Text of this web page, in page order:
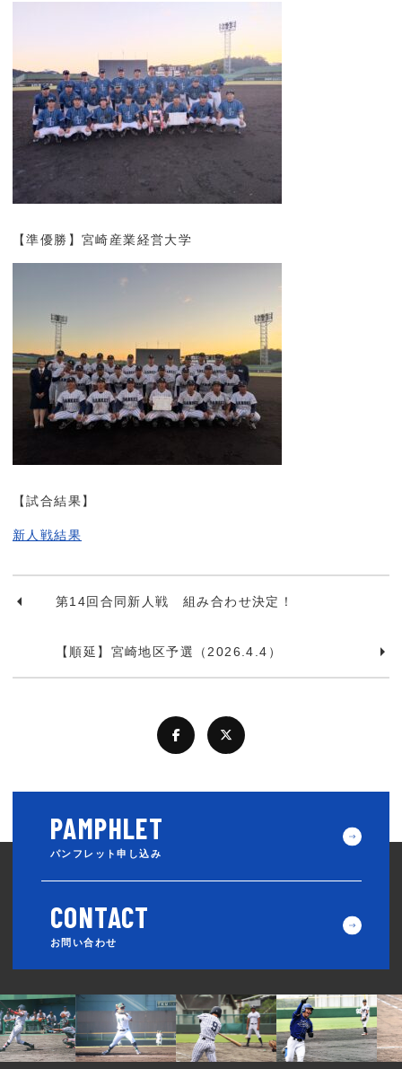
【準優勝】宮崎産業経営大学
【試合結果】
新人戦結果
第14回合同新人戦 組み合わせ決定！
【順延】宮崎地区予選（2026.4.4）
パンフレット申し込み
お問い合わせ